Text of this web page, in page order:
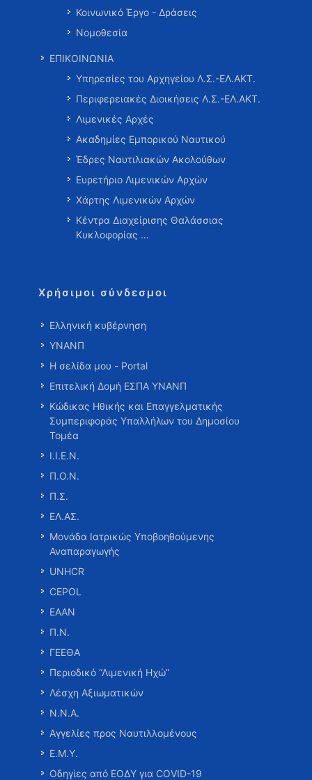
Κοινωνικό Έργο - Δράσεις
Νομοθεσία
ΕΠΙΚΟΙΝΩΝΙΑ
Υπηρεσίες του Αρχηγείου Λ.Σ.-ΕΛ.ΑΚΤ.
Περιφερειακές Διοικήσεις Λ.Σ.-ΕΛ.ΑΚΤ.
Λιμενικές Αρχές
Ακαδημίες Εμπορικού Ναυτικού
Έδρες Ναυτιλιακών Ακολούθων
Ευρετήριο Λιμενικών Αρχών
Χάρτης Λιμενικών Αρχών
Κέντρα Διαχείρισης Θαλάσσιας
Κυκλοφορίας …
Χρήσιμοι σύνδεσμοι
Ελληνική κυβέρνηση
ΥΝΑΝΠ
Η σελίδα μου - Portal
Επιτελική Δομή ΕΣΠΑ ΥΝΑΝΠ
Κώδικας Ηθικής και Επαγγελματικής
Συμπεριφοράς Υπαλλήλων του Δημοσίου
Τομέα
Ι.Ι.Ε.Ν.
Π.Ο.Ν.
Π.Σ.
ΕΛ.ΑΣ.
Μονάδα Ιατρικώς Υποβοηθούμενης
Αναπαραγωγής
UNHCR
CEPOL
ΕΑΑΝ
Π.Ν.
ΓΕΕΘΑ
Περιοδικό “Λιμενική Ηχώ”
Λέσχη Αξιωματικών
Ν.Ν.Α.
Αγγελίες προς Ναυτιλλομένους
Ε.Μ.Υ.
Οδηγίες από ΕΟΔΥ για COVID-19